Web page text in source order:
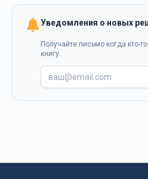
Уведомления о новых
Получайте письмо когда кто-
книгу.